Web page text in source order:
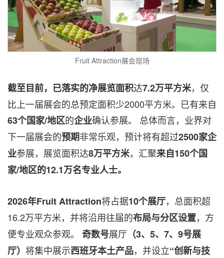
Fruit Attraction展会现场
截至目前，已落实的净展览面积达7.2万平方米，仅
比上一届展会的总预定面积少2000平方米。已有来自
63个国家/地区的企业确认参展。 总体而言，业界对
下一届展会的预期非常乐观，预计将有超过2500家企
业参展，展览面积达8万平方米，汇聚来自150个国
家/地区的12.1万名专业人士。
2026年Fruit Attraction将占据10个展厅，总面积超
16.2万平方米，并将沿用往届的布局与分区设置，方
便专业观众参观。 奇数号展厅 （3、5、7、9号展
厅） 将集中展示西班牙本土产品，并设立“创新与技